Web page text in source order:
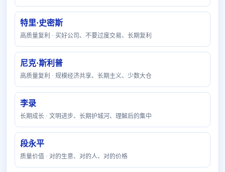
特里·史密斯
高质量复利 · 买好公司、不要过度交易、长期复利
尼克·斯利普
高质量复利 · 规模经济共享、长期主义、少数大仓
李录
长期成长 · 文明进步、长期护城河、理解后的集中
段永平
质量价值 · 对的生意、对的人、对的价格